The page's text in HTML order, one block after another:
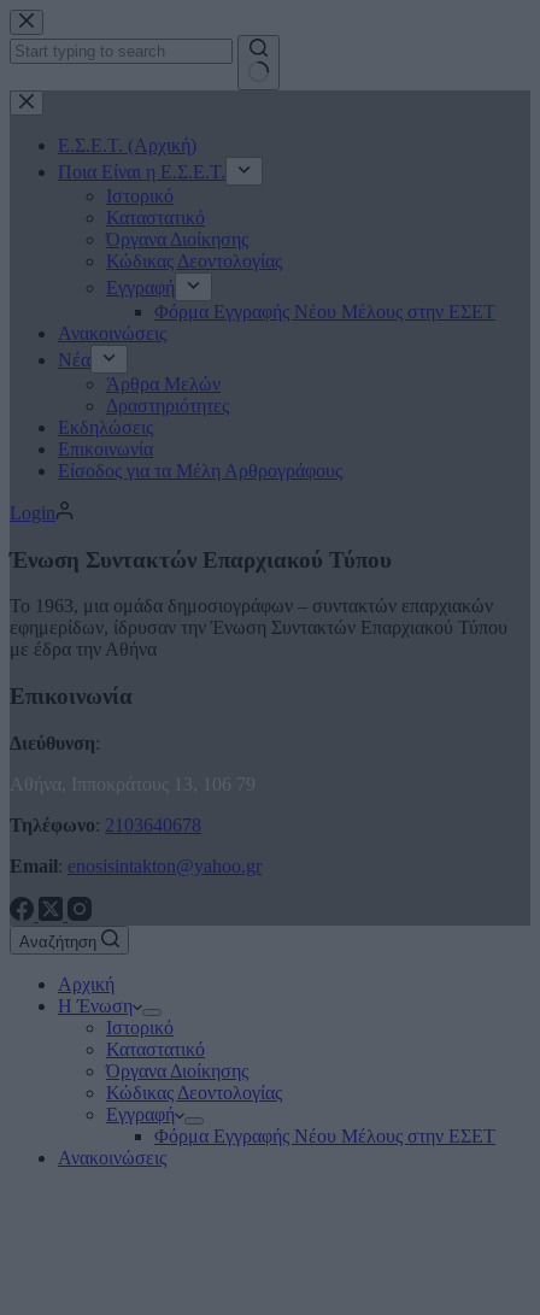
Μετάβαση
στο
περιεχόμενο
No
results
Ε.Σ.Ε.Τ. (Αρχική)
Ποια Είναι η Ε.Σ.Ε.Τ.
Ιστορικό
Καταστατικό
Όργανα Διοίκησης
Κώδικας Δεοντολογίας
Εγγραφή
Φόρμα Εγγραφής Νέου Μέλους στην ΕΣΕΤ
Ανακοινώσεις
Νέα
Άρθρα Μελών
Δραστηριότητες
Εκδηλώσεις
Επικοινωνία
Είσοδος για τα Μέλη Αρθρογράφους
Login
Ένωση Συντακτών Επαρχιακού Τύπου
Το 1963, μια ομάδα δημοσιογράφων – συντακτών επαρχιακών
εφημερίδων, ίδρυσαν την Ένωση Συντακτών Επαρχιακού Τύπου
με έδρα την Αθήνα
Επικοινωνία
Διεύθυνση:
Αθήνα, Ιπποκράτους 13, 106 79
Τηλέφωνο: 2103640678
Email: enosisintakton@yahoo.gr
Αναζήτηση
Αρχική
Η Ένωση
Ιστορικό
Καταστατικό
Όργανα Διοίκησης
Κώδικας Δεοντολογίας
Εγγραφή
Φόρμα Εγγραφής Νέου Μέλους στην ΕΣΕΤ
Ανακοινώσεις